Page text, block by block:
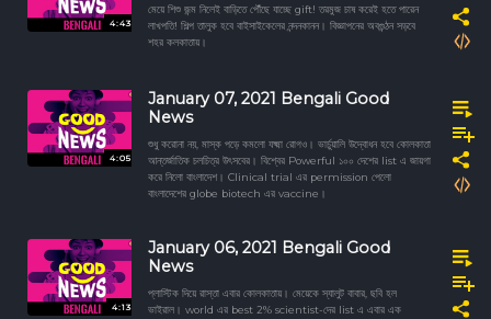
4:43
মেয়ে শিশু জন্ম নিলেই বাড়িতে পৌঁছে যাচ্ছে gift! তরমুজ চাষ করেই হতে পারেন
লাখপতি! শিল্প তালুক হবে বাইসাইকেলের নন্দনকানন। বিজ্ঞাপনের অবগুন্ঠন সড়বে
শহর কলকাতায়।
4:05
January 07, 2021 Bengali Good
News
শুধু করোনা নয়, মাস্ক পড়ে কমলো যক্ষ্মা রোগও। ভার্চুয়ালি উদ্বোধন হবে কোলকাতা
আন্তর্জাতিক চলচিত্র উৎসবের। বিশ্বের Powerful ১০০ দেশের list এ জায়গা
করে নিলো বাংলাদেশ। Clinical trial এর permission পেলো
বাংলাদেশের globe biotech এর vaccine।
4:13
January 06, 2021 Bengali Good
News
প্লাস্টিক দিয়ে রাস্তা এবার কোলকাতায়। মেয়েকে স্যালুট বাবার, ছবি হল
ভাইরাল। world এর best 2% scientist-দের list এ এবার এক